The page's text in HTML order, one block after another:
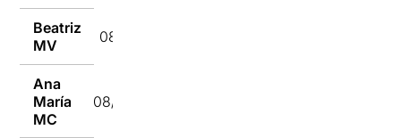
Beatriz
MV
08/07/2018
Ana
María
MC
08/07/2018